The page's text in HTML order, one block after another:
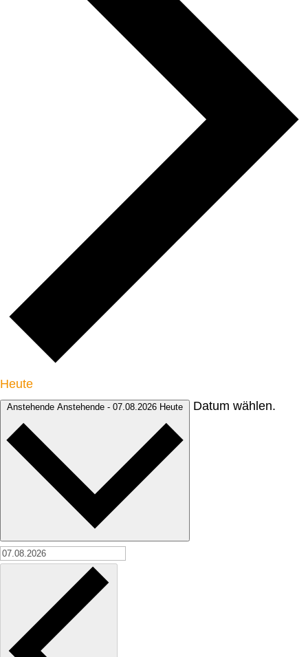
Heute
Anstehende Anstehende - 07.08.2026 Heute Datum wählen.